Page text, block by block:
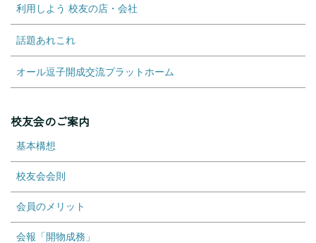
利用しよう 校友の店・会社
話題あれこれ
オール逗子開成交流プラットホーム
校友会のご案内
基本構想
校友会会則
会員のメリット
会報「開物成務」